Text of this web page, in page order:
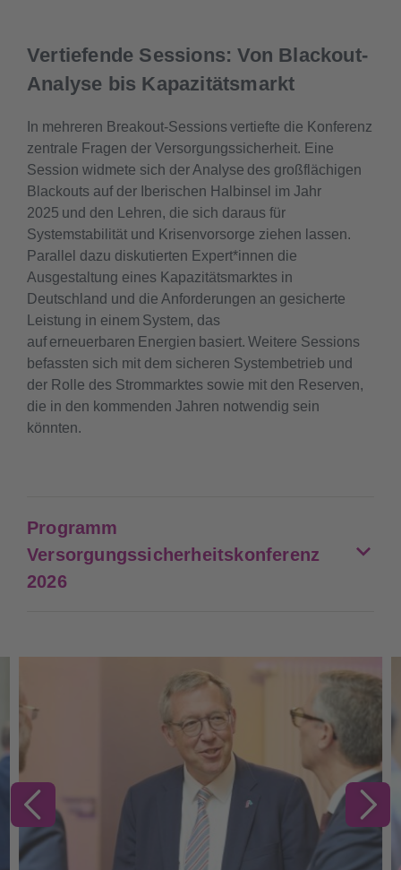
Vertiefende Sessions: Von Blackout-
Analyse bis Kapazitätsmarkt
In mehreren Breakout-Sessions vertiefte die Konferenz
zentrale Fragen der Versorgungssicherheit. Eine
Session widmete sich der Analyse des großflächigen
Blackouts auf der Iberischen Halbinsel im Jahr
2025 und den Lehren, die sich daraus für
Systemstabilität und Krisenvorsorge ziehen lassen.
Parallel dazu diskutierten Expert*innen die
Ausgestaltung eines Kapazitätsmarktes in
Deutschland und die Anforderungen an gesicherte
Leistung in einem System, das
auf erneuerbaren Energien basiert. Weitere Sessions
befassten sich mit dem sicheren Systembetrieb und
der Rolle des Strommarktes sowie mit den Reserven,
die in den kommenden Jahren notwendig sein
könnten.
Programm
Versorgungssicherheitskonferenz
2026